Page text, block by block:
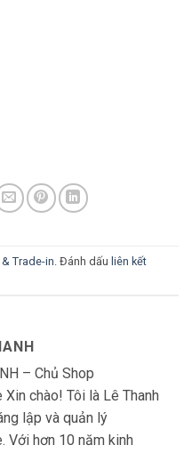
Trade-in . Đánh dấu liên kết
– Chủ Shop
chào! Tôi là Lê Thanh
lập và quản lý
Với hơn 10 năm kinh